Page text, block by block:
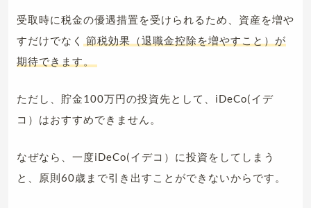
受取時に税金の優遇措置を受けられるため、資産を増や
すだけでなく 節税効果（退職金控除を増やすこと）が
期待できます。
ただし、貯金100万円の投資先として、iDeCo(イデ
コ）はおすすめできません。
なぜなら、一度iDeCo(イデコ）に投資をしてしまう
と、原則60歳まで引き出すことができないからです。